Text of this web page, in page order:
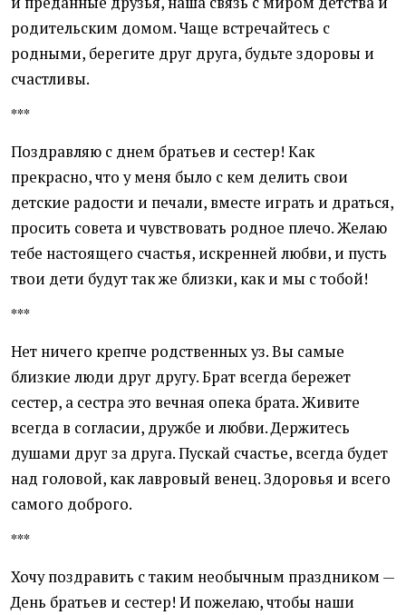
родительским домом. Чаще встречайтесь с
родными, берегите друг друга, будьте здоровы и
счастливы.
***
Поздравляю с днем братьев и сестер! Как
прекрасно, что у меня было с кем делить свои
детские радости и печали, вместе играть и драться,
просить совета и чувствовать родное плечо. Желаю
тебе настоящего счастья, искренней любви, и пусть
твои дети будут так же близки, как и мы с тобой!
***
Нет ничего крепче родственных уз. Вы самые
близкие люди друг другу. Брат всегда бережет
сестер, а сестра это вечная опека брата. Живите
всегда в согласии, дружбе и любви. Держитесь
душами друг за друга. Пускай счастье, всегда будет
над головой, как лавровый венец. Здоровья и всего
самого доброго.
***
Хочу поздравить с таким необычным праздником —
День братьев и сестер! И пожелаю, чтобы наши